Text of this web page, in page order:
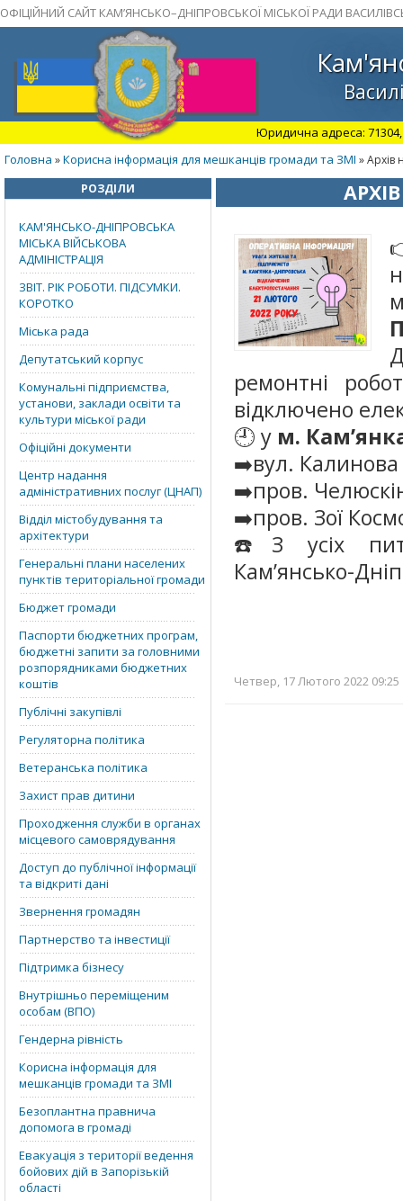
ОФІЦІЙНИЙ САЙТ КАМ’ЯНСЬКО–ДНІПРОВСЬКОЇ МІСЬКОЇ РАДИ
Юридична адреса: 71304,
Головна »Корисна інформація для мешканців громади та ЗМІ » Архів
РОЗДІЛИ
КАМ'ЯНСЬКО-ДНІПРОВСЬКА
МІСЬКА ВІЙСЬКОВА
АДМІНІСТРАЦІЯ
ЗВІТ. РІК РОБОТИ. ПІДСУМКИ.
КОРОТКО
Міська рада
Депутатський корпус
Комунальні підприємства,
установи, заклади освіти та
культури міської ради
Офіційні документи
Центр надання
адміністративних послуг (ЦНАП)
Відділ містобудування та
архітектури
Генеральні плани населених
пунктів територіальної громади
Бюджет громади
Паспорти бюджетних програм,
бюджетні запити за головними
розпорядниками бюджетних
коштів
Публічні закупівлі
Регуляторна політика
Ветеранська політика
Захист прав дитини
Проходження служби в органах
місцевого самоврядування
Доступ до публічної інформації
та відкриті дані
Звернення громадян
Партнерство та інвестиції
Підтримка бізнесу
Внутрішньо переміщеним
особам (ВПО)
Гендерна рівність
Корисна інформація для
мешканців громади та ЗМІ
Безоплантна правнича
допомога в громаді
Евакуація з території ведення
бойових дій в Запорізькій
області
ремонтні
відключено
🕘 у м.
➡️вул. Калинова
➡️пров.
➡️пров. Зої
☎️З усіх
Кам’янсько-
Четвер, 17 Лютого 2022